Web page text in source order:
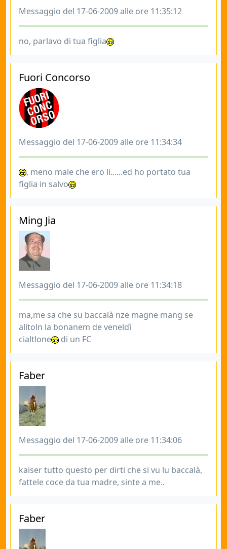
Messaggio del 17-06-2009 alle ore 11:35:12
no, parlavo di tua figlia
Fuori Concorso
Messaggio del 17-06-2009 alle ore 11:34:34
, meno male che ero li......ed ho portato tua
figlia in salvo
Ming Jia
Messaggio del 17-06-2009 alle ore 11:34:18
ma,me sa che su baccalà nze magne mang se
alitoln la bonanem de veneldì
cialtlone
di un FC
Faber
Messaggio del 17-06-2009 alle ore 11:34:06
kaiser tutto questo per dirti che si vu lu baccalà,
fattele coce da tua madre, sinte a me..
Faber